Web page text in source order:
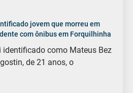
jovem que morreu em
com ônibus em Forquilhinha
identificado como Mateus Bez
de 21 anos, o